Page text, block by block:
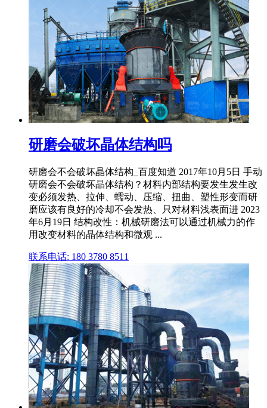
研磨会破坏晶体结构吗
研磨会不会破坏晶体结构_百度知道 2017年10月5日 手动
研磨会不会破坏晶体结构？材料内部结构要发生发生改
变必须发热、拉伸、蠕动、压缩、扭曲、塑性形变而研
磨应该有良好的冷却不会发热、只对材料浅表面进 2023
年6月19日 结构改性：机械研磨法可以通过机械力的作
用改变材料的晶体结构和微观 ...
联系电话: 180 3780 8511